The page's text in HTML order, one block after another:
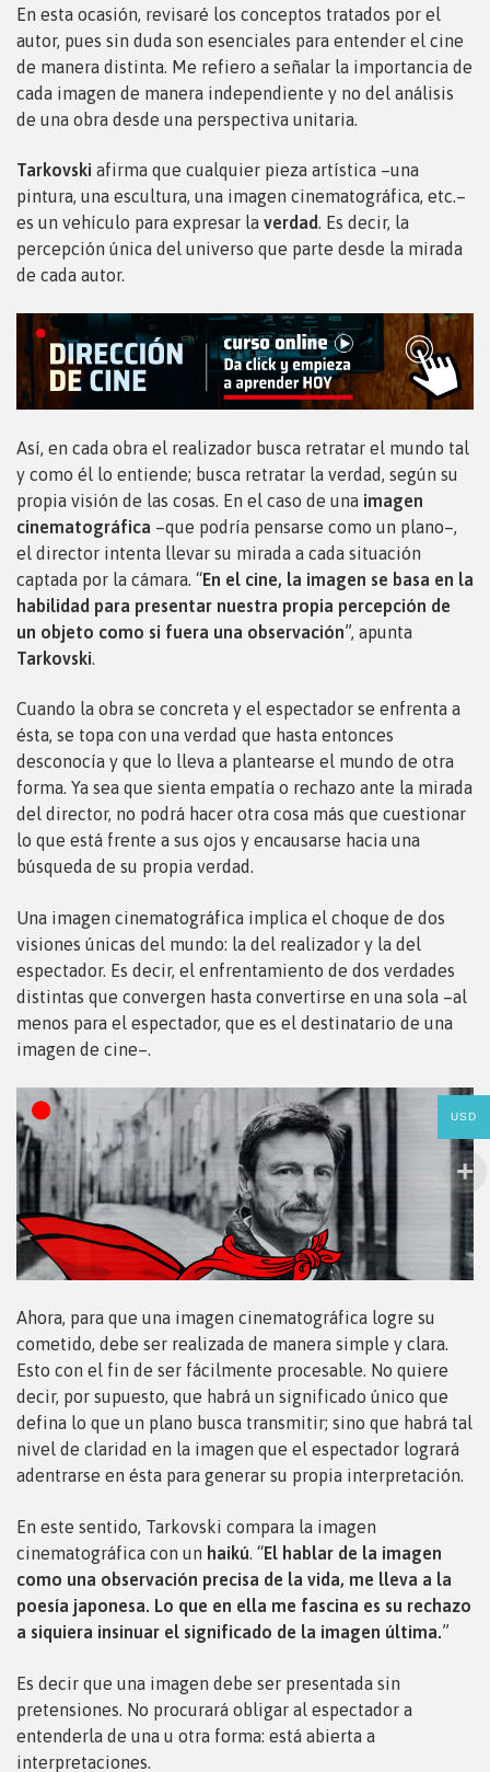
En esta ocasión, revisaré los conceptos tratados por el
autor, pues sin duda son esenciales para entender el cine
de manera distinta. Me refiero a señalar la importancia de
cada imagen de manera independiente y no del análisis
de una obra desde una perspectiva unitaria.
Tarkovski afirma que cualquier pieza artística –una
pintura, una escultura, una imagen cinematográfica, etc.–
es un vehículo para expresar la verdad. Es decir, la
percepción única del universo que parte desde la mirada
de cada autor.
Así, en cada obra el realizador busca retratar el mundo tal
y como él lo entiende; busca retratar la verdad, según su
propia visión de las cosas. En el caso de una imagen
cinematográfica –que podría pensarse como un plano–,
el director intenta llevar su mirada a cada situación
captada por la cámara. “En el cine, la imagen se basa en la
habilidad para presentar nuestra propia percepción de
un objeto como si fuera una observación”, apunta
Tarkovski
Cuando la obra se concreta y el espectador se enfrenta a
ésta, se topa con una verdad que hasta entonces
desconocía y que lo lleva a plantearse el mundo de otra
forma. Ya sea que sienta empatía o rechazo ante la mirada
del director, no podrá hacer otra cosa más que cuestionar
lo que está frente a sus ojos y encausarse hacia una
búsqueda de su propia verdad.
Una imagen cinematográfica implica el choque de dos
visiones únicas del mundo: la del realizador y la del
espectador. Es decir, el enfrentamiento de dos verdades
distintas que convergen hasta convertirse en una sola –al
menos para el espectador, que es el destinatario de una
imagen de cine–.
Ahora, para que una imagen cinematográfica logre su
cometido, debe ser realizada de manera simple y clara.
Esto con el fin de ser fácilmente procesable. No quiere
decir, por supuesto, que habrá un significado único que
defina lo que un plano busca transmitir; sino que habrá tal
nivel de claridad en la imagen que el espectador logrará
adentrarse en ésta para generar su propia interpretación.
En este sentido, Tarkovski compara la imagen
cinematográfica con un haikú. “El hablar de la imagen
como una observación precisa de la vida, me lleva a la
poesía japonesa. Lo que en ella me fascina es su rechazo
a siquiera insinuar el significado de la imagen última.”
Es decir que una imagen debe ser presentada sin
pretensiones. No procurará obligar al espectador a
entenderla de una u otra forma: está abierta a
interpretaciones.
USD